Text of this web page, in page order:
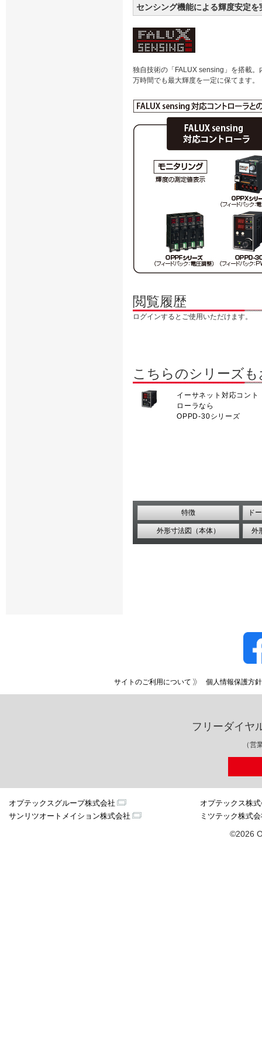
センシング機能による輝度安定を
独自技術の「FALUX sensing」を搭載
万時間でも最大輝度を一定に保てます。
閲覧履歴
ログインするとご使用いただけます。
こちらのシリーズ
イーサネット対応コント
ローラなら
OPPD-30シリーズ
特徴 ド
外形寸法図（本体） 外
サイトのご利用について 個人情報保護方針
フリーダイヤ
（営
オプテックスグループ株式会社
オプテックス株
サンリツオートメイション株式会社
ミツテック株式
©2026